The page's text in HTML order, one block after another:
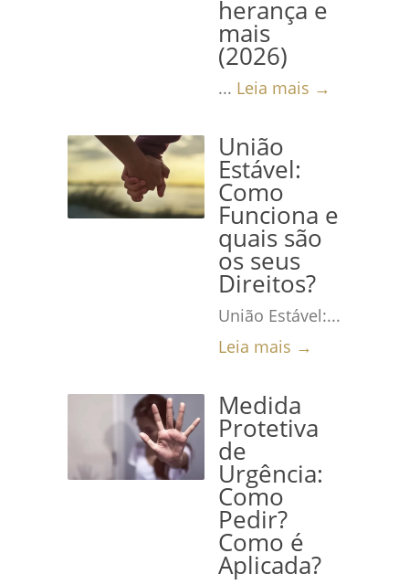
herança e
mais
(2026)
... Leia mais →
União
Estável:
Como
Funciona e
quais são
os seus
Direitos?
União Estável:...
Leia mais →
Medida
Protetiva
de
Urgência:
Como
Pedir?
Como é
Aplicada?